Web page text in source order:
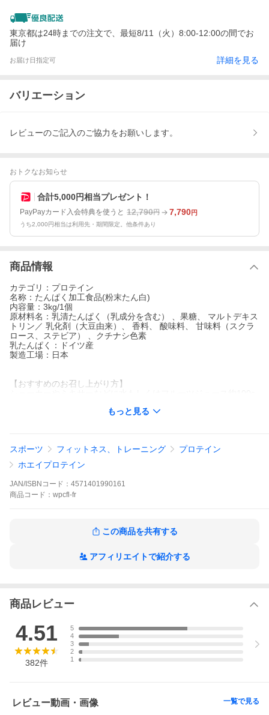
東京都は24時までの注文で、最短8/11（火）8:00-12:00の間でお
届け
お届け日指定可 詳細を見る
バリエーション
レビューのご記入のご協力をお願いします。
おトクなお知らせ
合計5,000円相当プレゼント！
PayPayカード入会特典を使うと 12,790円 7,790円
うち2,000円相当は利用先・期間限定。他条件あり
商品情報
カテゴリ：プロテイン
名称：たんぱく加工食品(粉末たん白)
内容量：3kg/1個
原材料名：乳清たんぱく（乳成分を含む） 、果糖、 マルトデキス
トリン／ 乳化剤（大豆由来）、 香料、 酸味料、 甘味料（スクラ
ロース、ステビア） 、クチナシ色素
乳たんぱく：ドイツ産
製造工場：日本
【おすすめのお召し上がり方】
関連ワード: 送料無料 筋肉 高タンパク質 運動 スポーツ ダイエッ
ト 国産 X-PLOSION
エクスプロージョンの主原料（乳清たんぱく）は 成長ホルモンを
使用していない乳牛の生乳を使用しております。 （不使用証明書
確認済）
もっと見る
スポーツ フィットネス、トレーニング
プロテイン
ホエイプロテイン
JAN/ISBNコード： 4571401990161
商品 コード： wpcfl-fr
この商品を共有する
アフィリエイトで紹介する
商品レビュー
4.51
382件
5
4
3
2
1
レビュー動画・画像 一覧で見る